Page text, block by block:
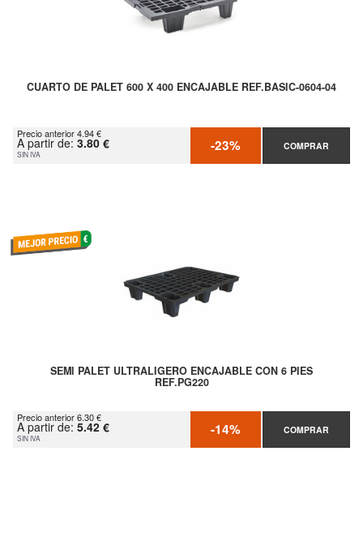
CUARTO DE PALET 600 X 400 ENCAJABLE REF.BASIC-0604-04
Precio anterior 4.94 €
A partir de: 3.80 €
SIN IVA -23% COMPRAR
SEMI PALET ULTRALIGERO ENCAJABLE CON 6 PIES
REF.PG220
Precio anterior 6.30 €
A partir de: 5.42 €
SIN IVA -14% COMPRAR